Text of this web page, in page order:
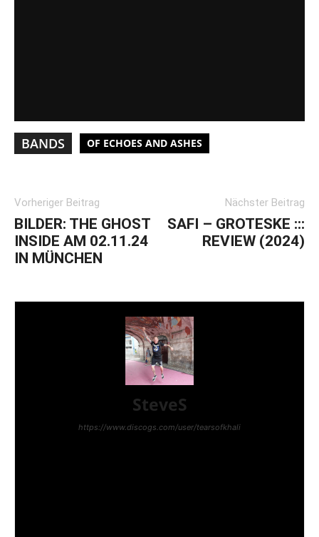
BANDS OF ECHOES AND ASHES
Vorheriger Beitrag
BILDER: THE GHOST
INSIDE AM 02.11.24
IN MÜNCHEN
Nächster Beitrag
SAFI – GROTESKE :::
REVIEW (2024)
SteveS
https://www.discogs.com/user/tearsofkhali